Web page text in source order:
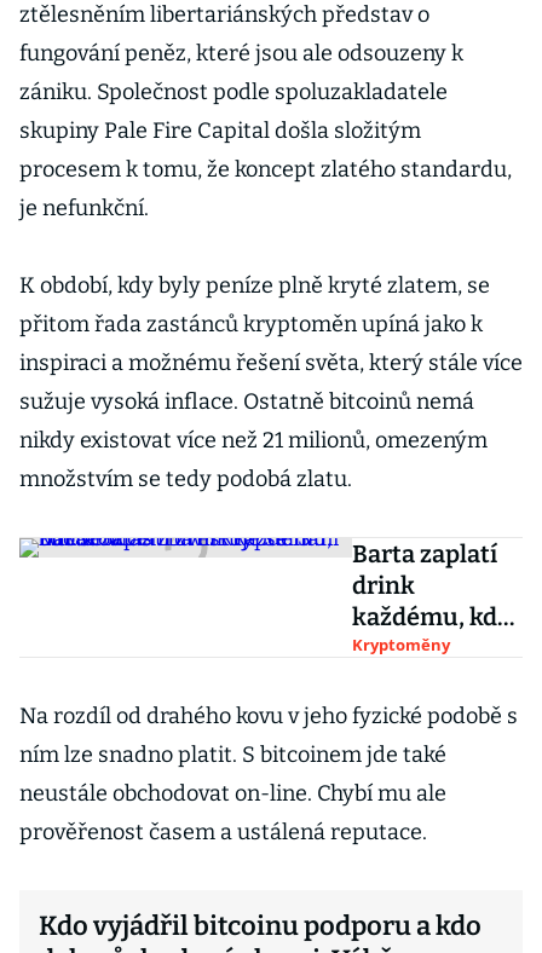
ztělesněním libertariánských představ o
fungování peněz, které jsou ale odsouzeny k
zániku. Společnost podle spoluzakladatele
skupiny Pale Fire Capital došla složitým
procesem k tomu, že koncept zlatého standardu,
je nefunkční.
K období, kdy byly peníze plně kryté zlatem, se
přitom řada zastánců kryptoměn upíná jako k
inspiraci a možnému řešení světa, který stále více
sužuje vysoká inflace. Ostatně bitcoinů nemá
nikdy existovat více než 21 milionů, omezeným
množstvím se tedy podobá zlatu.
Barta zaplatí
drink
každému, kdo
se včas zbavil
Lukačovičem
zvěstuje
selhání
bitcoinu
Kryptoměny
Na rozdíl od drahého kovu v jeho fyzické podobě s
ním lze snadno platit. S bitcoinem jde také
neustále obchodovat on-line. Chybí mu ale
prověřenost časem a ustálená reputace.
Kdo vyjádřil bitcoinu podporu a kdo